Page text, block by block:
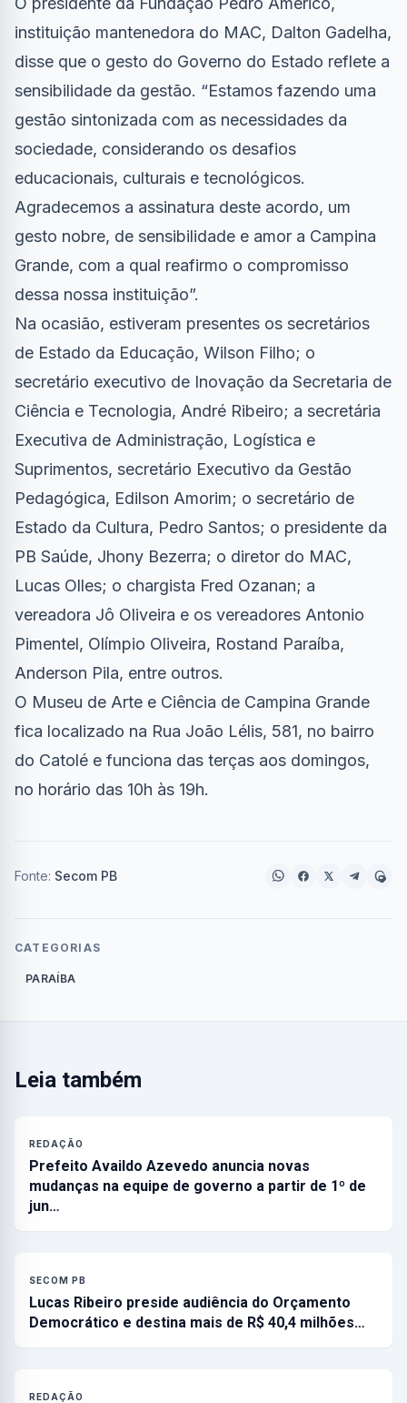
instituição mantenedora do MAC, Dalton Gadelha,
disse que o gesto do Governo do Estado reflete a
sensibilidade da gestão. “Estamos fazendo uma
gestão sintonizada com as necessidades da
sociedade, considerando os desafios
educacionais, culturais e tecnológicos.
Agradecemos a assinatura deste acordo, um
gesto nobre, de sensibilidade e amor a Campina
Grande, com a qual reafirmo o compromisso
dessa nossa instituição”.
Na ocasião, estiveram presentes os secretários
de Estado da Educação, Wilson Filho; o
secretário executivo de Inovação da Secretaria de
Ciência e Tecnologia, André Ribeiro; a secretária
Executiva de Administração, Logística e
Suprimentos, secretário Executivo da Gestão
Pedagógica, Edilson Amorim; o secretário de
Estado da Cultura, Pedro Santos; o presidente da
PB Saúde, Jhony Bezerra; o diretor do MAC,
Lucas Olles; o chargista Fred Ozanan; a
vereadora Jô Oliveira e os vereadores Antonio
Pimentel, Olímpio Oliveira, Rostand Paraíba,
Anderson Pila, entre outros.
O Museu de Arte e Ciência de Campina Grande
fica localizado na Rua João Lélis, 581, no bairro
do Catolé e funciona das terças aos domingos,
no horário das 10h às 19h.
Fonte: Secom PB
CATEGORIAS
PARAÍBA
Leia também
REDAÇÃO
Prefeito Availdo Azevedo anuncia novas
mudanças na equipe de governo a partir de 1º de
jun…
SECOM PB
Lucas Ribeiro preside audiência do Orçamento
Democrático e destina mais de R$ 40,4 milhões…
REDAÇÃO